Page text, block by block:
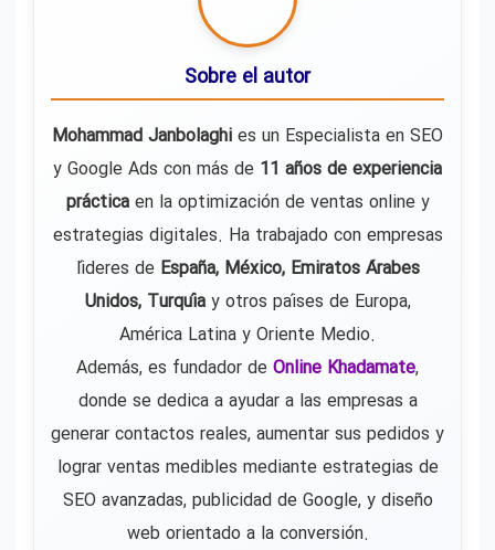
Sobre el autor
Mohammad Janbolaghi es un Especialista en SEO
y Google Ads con más de 11 años de experiencia
prácticaen la optimización de ventas online y
estrategias digitales. Ha trabajado con empresas
líderes de España, México, Emiratos Árabes
Unidos, Turquíay otros países de Europa,
América Latina y Oriente Medio.
Además, es fundador de Online Khadamate,
donde se dedica a ayudar a las empresas a
generar contactos reales, aumentar sus pedidos y
lograr ventas medibles mediante estrategias de
SEO avanzadas, publicidad de Google, y diseño
web orientado a la conversión.